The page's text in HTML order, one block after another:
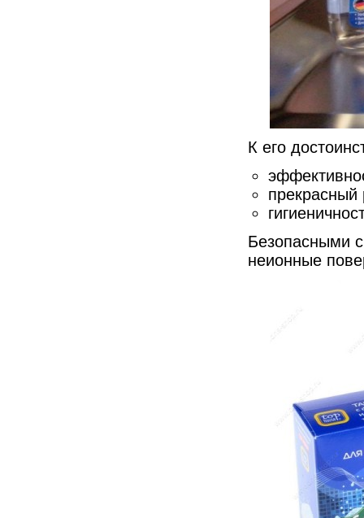
К его
прекрасный
Безопасными
неионные